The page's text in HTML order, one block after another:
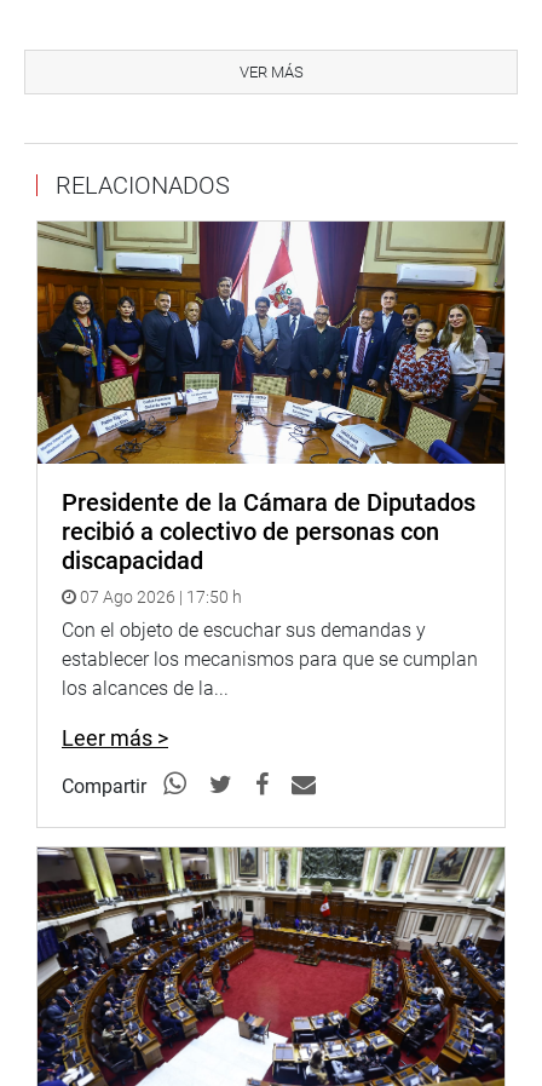
Agradecemos su difusión
Despacho Congresista Tamar Arimborgo Guerra
Teléfono: 3117110
Facebook: Tammy Arimborgo
VER MÁS
RELACIONADOS
Presidente de la Cámara de Diputados
recibió a colectivo de personas con
discapacidad
07 Ago 2026 | 17:50 h
Con el objeto de escuchar sus demandas y
establecer los mecanismos para que se cumplan
los alcances de la...
Leer más >
Compartir